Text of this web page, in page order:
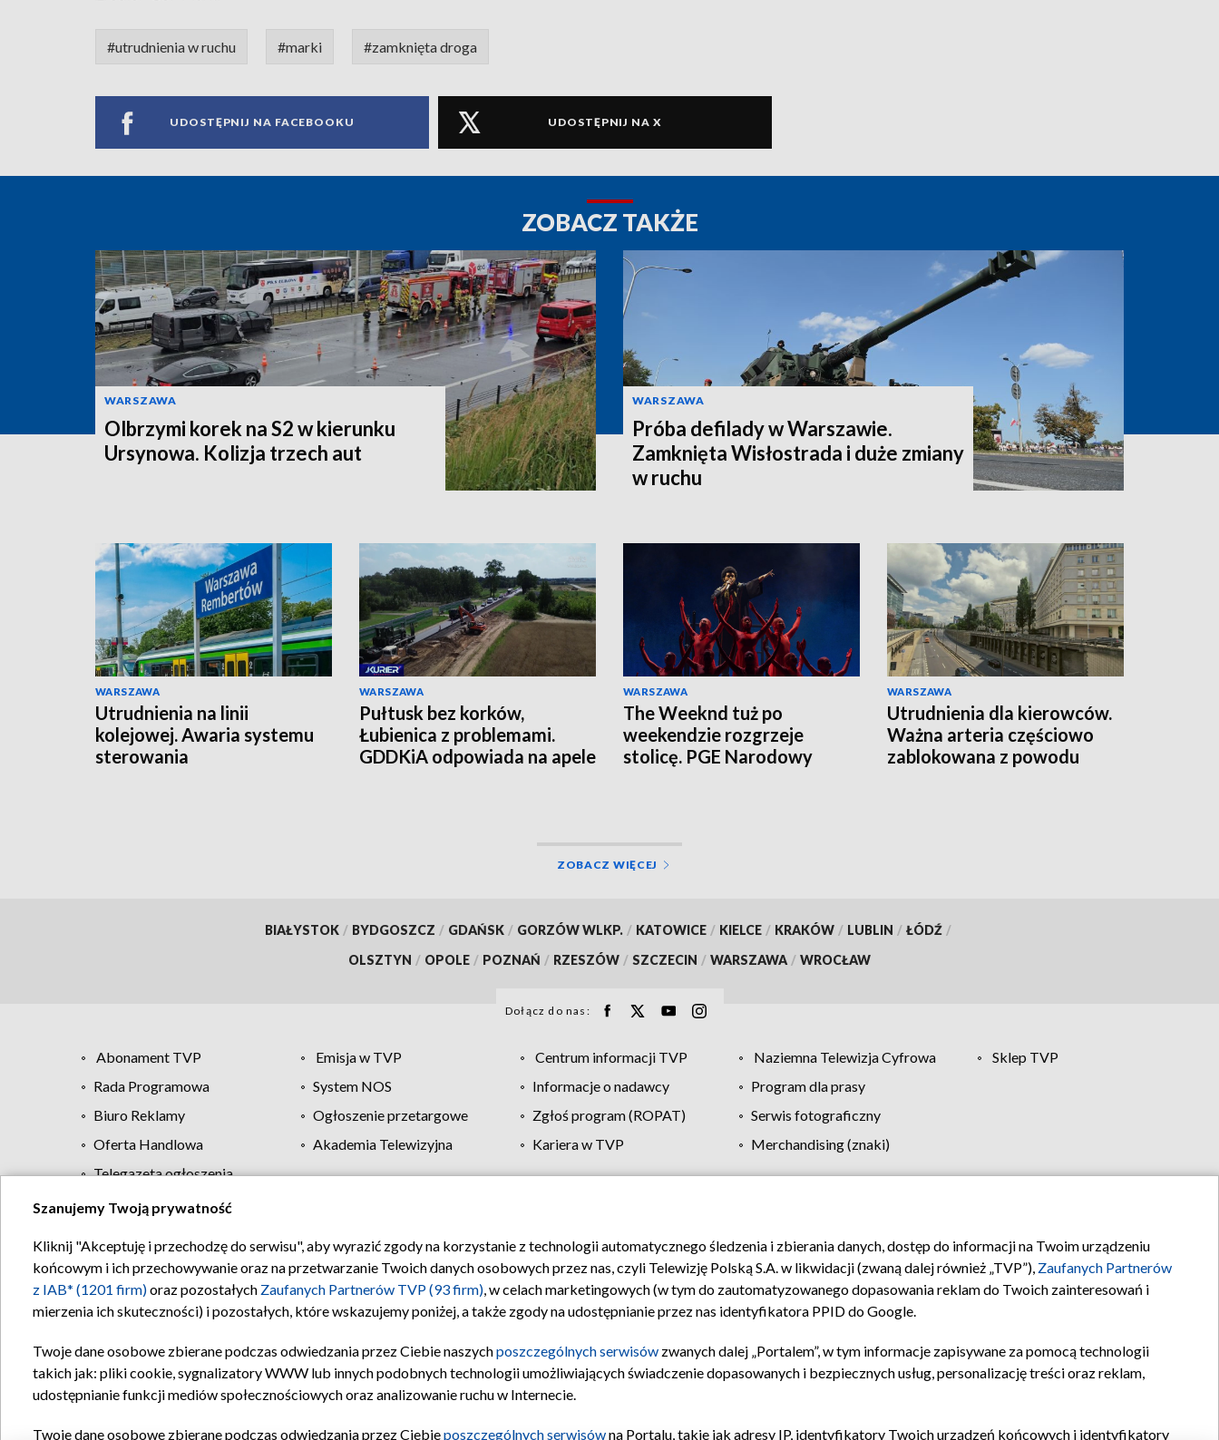
#utrudnienia w ruchu #marki #zamknięta droga
UDOSTĘPNIJ NA FACEBOOKU UDOSTĘPNIJ NA X
ZOBACZ TAKŻE
WARSZAWA
Olbrzymi korek na S2 w kierunku
Ursynowa. Kolizja trzech aut
WARSZAWA
Próba defilady w Warszawie.
Zamknięta Wisłostrada i duże zmiany
w ruchu
WARSZAWA
Utrudnienia na linii
kolejowej. Awaria systemu
sterowania
WARSZAWA
Pułtusk bez korków,
Łubienica z problemami.
GDDKiA odpowiada na apele
WARSZAWA
The Weeknd tuż po
weekendzie rozgrzeje
stolicę. PGE Narodowy
WARSZAWA
Utrudnienia dla kierowców.
Ważna arteria częściowo
zablokowana z powodu
ZOBACZ WIĘCEJ
BIAŁYSTOK / BYDGOSZCZ / GDAŃSK / GORZÓW WLKP. / KATOWICE / KIELCE / KRAKÓW / LUBLIN / ŁÓDŹ /
OLSZTYN / OPOLE / POZNAŃ / RZESZÓW / SZCZECIN / WARSZAWA / WROCŁAW
Dołącz do nas:
Abonament TVP Emisja w TVP Centrum informacji TVP Naziemna Telewizja Cyfrowa
Sklep TVP
Rada Programowa
System NOS Informacje o nadawcy
Program dla prasy
Biuro Reklamy
Ogłoszenie przetargowe Zgłoś program (ROPAT)
Serwis fotograficzny
Oferta Handlowa
Akademia Telewizyjna Kariera w TVP
Merchandising (znaki)
Telegazeta ogłoszenia
Regulamin TVP Polityka prywatności Moje zgody Pomoc Biuro reklamy Kontakt
Szanujemy Twoją prywatność
Kliknij "Akceptuję i przechodzę do serwisu", aby wyrazić zgody na korzystanie z technologii automatycznego śledzenia i zbierania danych, dostęp do informacji na Twoim urządzeniu
końcowym i ich przechowywanie oraz na przetwarzanie Twoich danych osobowych przez nas, czyli Telewizję Polską S.A. w likwidacji (zwaną dalej również „TVP”), Zaufanych Partnerów
z IAB* (1201 firm)oraz pozostałych Zaufanych Partnerów TVP (93 firm), w celach marketingowych (w tym do zautomatyzowanego dopasowania reklam do Twoich zainteresowań i
mierzenia ich skuteczności) i pozostałych, które wskazujemy poniżej, a także zgody na udostępnianie przez nas identyfikatora PPID do Google.
Twoje dane osobowe zbierane podczas odwiedzania przez Ciebie naszychposzczególnych serwisów zwanych dalej „Portalem”, w tym informacje zapisywane za pomocą technologii
takich jak: pliki cookie, sygnalizatory WWW lub innych podobnych technologii umożliwiających świadczenie dopasowanych i bezpiecznych usług, personalizację treści oraz reklam,
udostępnianie funkcji mediów społecznościowych oraz analizowanie ruchu w Internecie.
Twoje dane osobowe zbierane podczas odwiedzania przez Ciebieposzczególnych serwisówna Portalu, takie jak adresy IP, identyfikatory Twoich urządzeń końcowych i identyfikatory